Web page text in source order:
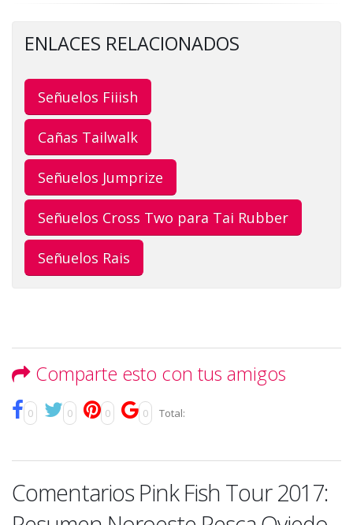
ENLACES RELACIONADOS
Señuelos Fiiish
Cañas Tailwalk
Señuelos Jumprize
Señuelos Cross Two para Tai Rubber
Señuelos Rais
Comparte esto con tus amigos
0 0 0 0 Total:
Comentarios Pink Fish Tour 2017: